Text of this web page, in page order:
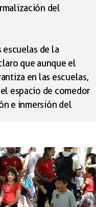
del
de la
que aunque el
en las escuelas,
espacio de comedor
e inmersión del
un reacción
del Euskera (ENP)
numerosas
pretende que la
la comunidad